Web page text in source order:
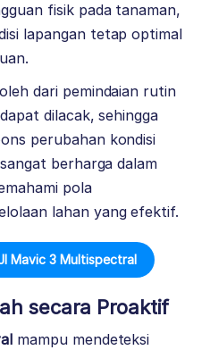
fisik pada tanaman,
lapangan tetap optimal
dari pemindaian rutin
dilacak, sehingga
perubahan kondisi
berharga dalam
pola
lahan yang efektif.
Mavic 3 Multispectral
secara Proaktif
mampu mendeteksi